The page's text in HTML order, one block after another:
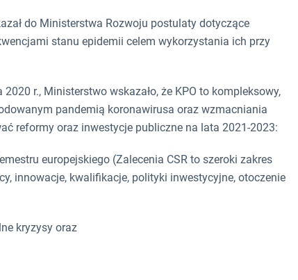
do Ministerstwa Rozwoju postulaty dotyczące
stanu epidemii celem wykorzystania ich przy
r., Ministerstwo wskazało, że KPO to kompleksowy,
pandemią koronawirusa oraz wzmacniania
reformy oraz inwestycje publiczne na lata 2021-2023:
europejskiego (Zalecenia CSR to szeroki zakres
innowacje, kwalifikacje, polityki inwestycyjne, otoczenie
kryzysy oraz